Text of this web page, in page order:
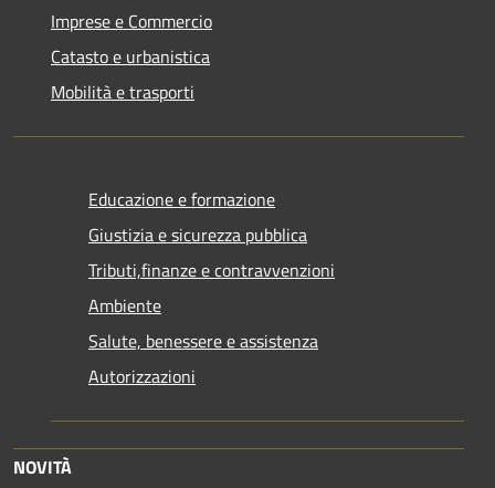
Imprese e Commercio
Catasto e urbanistica
Mobilità e trasporti
Educazione e formazione
Giustizia e sicurezza pubblica
Tributi,finanze e contravvenzioni
Ambiente
Salute, benessere e assistenza
Autorizzazioni
NOVITÀ